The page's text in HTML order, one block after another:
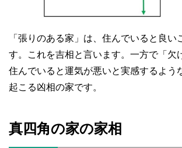
「張りのある家」は、住んでいると良い
す。これを吉相と言います。一方で「欠
住んでいると運気が悪いと実感するよう
起こる凶相の家です。
真四角の家の家相